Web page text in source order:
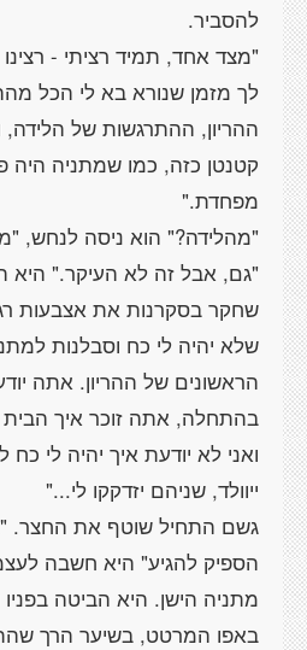
"מצד אחד, תמיד רציתי -
לך מזמן שנורא בא לי הכל
ההריון, ההתרגשות של הלידה,
קטנטן כזה, כמו שמתניה היה
"גם, אבל זה לא העיקר." היא
שחקר בסקרנות את אצבעות
שלא יהיה לי כח וסבלנות
הראשונים של ההריון. אתה
בהתחלה, אתה זוכר איך
ואני לא יודעת איך יהיה לי
גשם התחיל שוטף את החצר.
הספיק להגיע" היא חשבה
מתניה הישן. היא הביטה בפניו
באפו המרטט, בשיער הרך